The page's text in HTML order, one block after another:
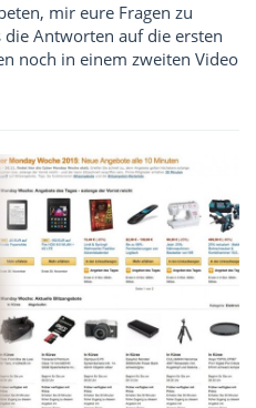
mir eure Fragen zu
Antworten auf die ersten
noch in einem zweiten Video